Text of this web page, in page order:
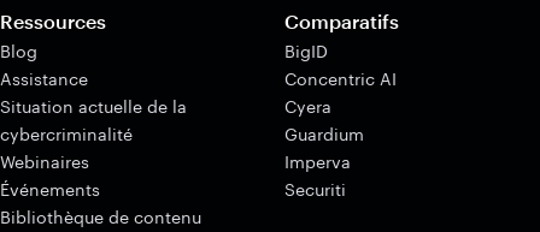
Ressources
Blog
Assistance
Situation actuelle de la
cybercriminalité
Webinaires
Événements
Bibliothèque de contenu
Comparatifs
BigID
Concentric AI
Cyera
Guardium
Imperva
Securiti